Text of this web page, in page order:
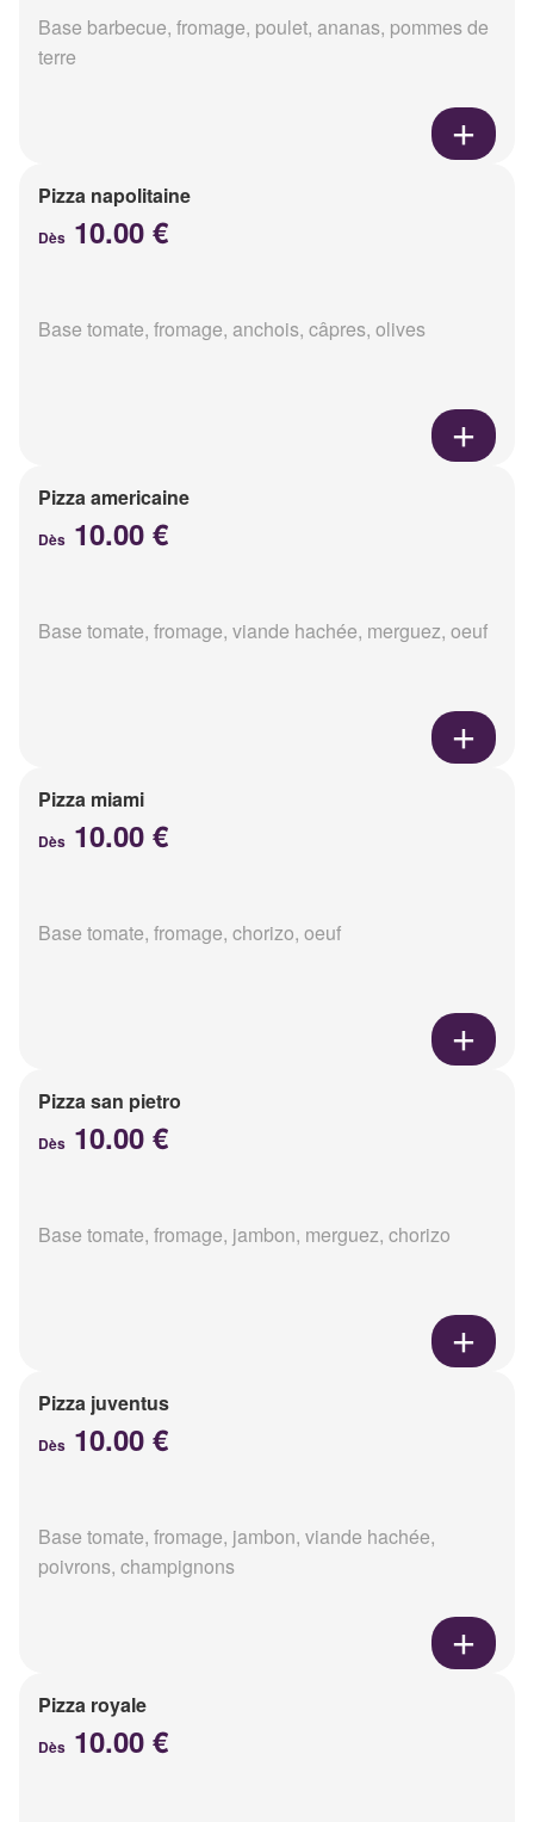
Base barbecue, fromage, poulet, ananas, pommes de
terre
Pizza napolitaine
Dès 10.00 €
Base tomate, fromage, anchois, câpres, olives
Pizza americaine
Dès 10.00 €
Base tomate, fromage, viande hachée, merguez, oeuf
Pizza miami
Dès 10.00 €
Base tomate, fromage, chorizo, oeuf
Pizza san pietro
Dès 10.00 €
Base tomate, fromage, jambon, merguez, chorizo
Pizza juventus
Dès 10.00 €
Base tomate, fromage, jambon, viande hachée,
poivrons, champignons
Pizza royale
Dès 10.00 €